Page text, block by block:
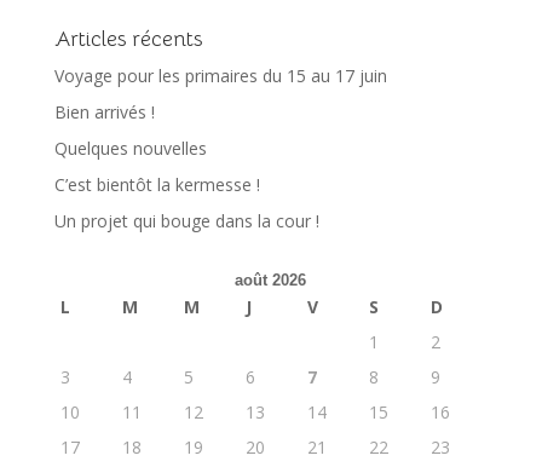
Articles récents
Voyage pour les primaires du 15 au 17 juin
Bien arrivés !
Quelques nouvelles
C’est bientôt la kermesse !
Un projet qui bouge dans la cour !
août 2026
L M M J V S
D
1
2
3
4 5 6 7 8
9
10
11 12 13 14 15
16
17
18 19 20 21 22
23